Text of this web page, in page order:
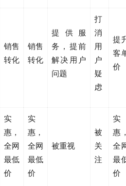
销售
转化
销售
转化
提供服
务，提前
解决用户
问题
打
消
用
户
疑
虑
提
客
价
实
惠，
全网
最低
价
实
惠，
全网
最低
价
被重视
被
关
注
实
惠
全
最
价